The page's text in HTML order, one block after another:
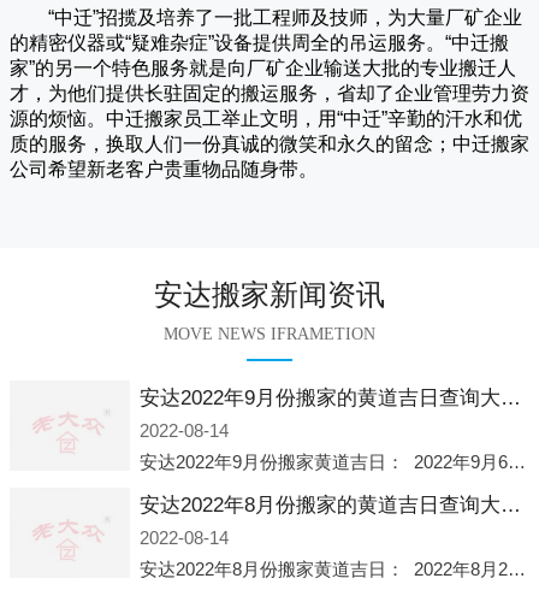
“中迁”招揽及培养了一批工程师及技师，为大量厂矿企业
的精密仪器或“疑难杂症”设备提供周全的吊运服务。“中迁搬
家”的另一个特色服务就是向厂矿企业输送大批的专业搬迁人
才，为他们提供长驻固定的搬运服务，省却了企业管理劳力资
源的烦恼。 中迁搬家员工举止文明，用“中迁”辛勤的汗水和优
质的服务，换取人们一份真诚的微笑和永久的留念； 中迁搬家
公司希望新老客户贵重物品随身带。
安达搬家新闻资讯
MOVE NEWS IFRAMETION
安达2022年9月份搬家的黄道吉日查询大全一览表哪天适合搬家好日子
2022-08-14
安达2022年9月份搬家黄道吉日： 2022年9月6日 「星期二」 农历八月十一2022年9月12日 「星期一」 农历八月十七2022年9月16日 「星期五」 农历八月廿一2022年9月2
安达2022年8月份搬家的黄道吉日查询大全一览表哪天适合搬家好日子
2022-08-14
安达2022年8月份搬家黄道吉日： 2022年8月2日 「星期二」 农历七月初五2022年8月6日 「星期六」 农历七月初九2022年8月8日 「星期一」 农历七月十一2022年8月10日 「